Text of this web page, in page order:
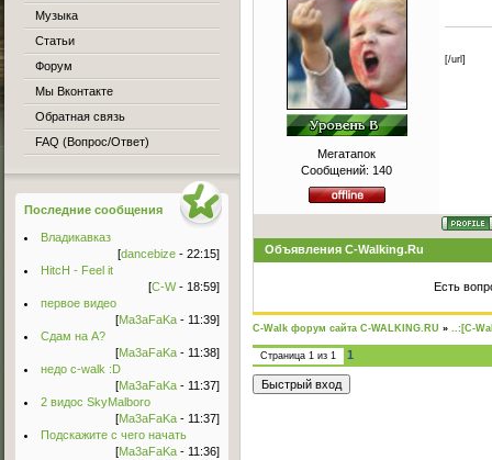
Мегатапок
Сообщений: 140
[/url]
Объявления C-Walking.Ru
Есть
C-Walk форум сайта C-WALKING.RU » ..:[C-
Страница 1 из 1 1
Музыка
Статьи
Форум
Мы Вконтакте
Обратная связь
FAQ (Вопрос/Ответ)
Последние сообщения
Владикавказ
[dancebize - 22:15]
HitcH - Feel it
[C-W- 18:59]
первое видео
[Ma3aFaKa - 11:39]
Сдам на А?
[Ma3aFaKa - 11:38]
недо c-walk :D
[Ma3aFaKa - 11:37]
2 видос SkyMalboro
[Ma3aFaKa - 11:37]
Подскажите с чего начать
[Ma3aFaKa - 11:36]